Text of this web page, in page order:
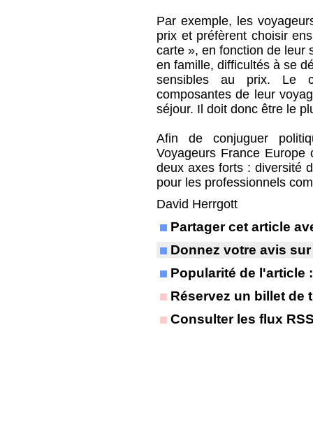
Par exemple, les
prix et préfèrent choisir
carte », en fonction de leur
en famille, difficultés à se
sensibles au prix. Le
composantes de leur
séjour. Il doit donc être le
Afin de conjuguer
Voyageurs France
deux axes forts : diversité
pour les professionnels
David Herrgott
Partager cet article
Donnez votre avis
Popularité de l'article
Réservez un billet de
Consulter les flux